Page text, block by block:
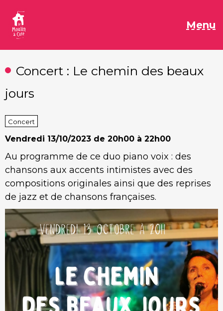
contenu
Menu
Concert : Le chemin des beaux
jours
Concert
Vendredi 13/10/2023 de 20h00 à 22h00
Au programme de ce duo piano voix : des
chansons aux accents intimistes avec des
compositions originales ainsi que des reprises
de jazz et de chansons françaises.